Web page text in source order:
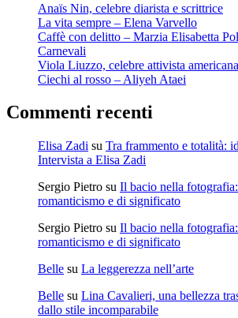
Anaïs Nin, celebre diarista e scrittrice
La vita sempre – Elena Varvello
Caffè con delitto – Marzia Elisabetta
Carnevali
Viola Liuzzo, celebre attivista
Ciechi al rosso – Aliyeh Ataei
Commenti recenti
Elisa Zadi su Tra frammento e totalità:
Intervista a Elisa Zadi
Sergio Pietro su Il bacio nella
romanticismo e di significato
Sergio Pietro su Il bacio nella
romanticismo e di significato
Belle su La leggerezza nell’arte
Belle su Lina Cavalieri, una bellezza
dallo stile incomparabile